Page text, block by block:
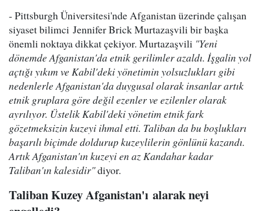
- Pittsburgh Üniversitesi'nde Afganistan üzerinde çalışan
siyaset bilimci Jennifer Brick Murtazaşvili bir başka
önemli noktaya dikkat çekiyor. Murtazaşvili "Yeni
dönemde Afganistan'da etnik gerilimler azaldı. İşgalin yol
açtığı yıkım ve Kabil'deki yönetimin yolsuzlukları gibi
nedenlerle Afganistan'da duygusal olarak insanlar artık
etnik gruplara göre değil ezenler ve ezilenler olarak
ayrılıyor. Üstelik Kabil'deki yönetim etnik fark
gözetmeksizin kuzeyi ihmal etti. Taliban da bu boşlukları
başarılı biçimde doldurup kuzeylilerin gönlünü kazandı.
Artık Afganistan'ın kuzeyi en az Kandahar kadar
Taliban'ın kalesidir"diyor.
Taliban Kuzey Afganistan'ı alarak neyi